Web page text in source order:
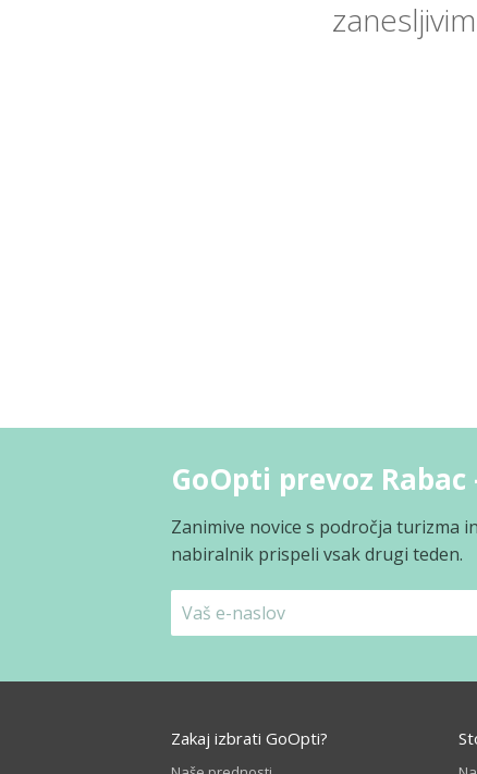
GoOpti prevoz
Zanimive novice s področja turizma
nabiralnik prispeli vsak drugi teden.
Zakaj izbrati GoOpti?